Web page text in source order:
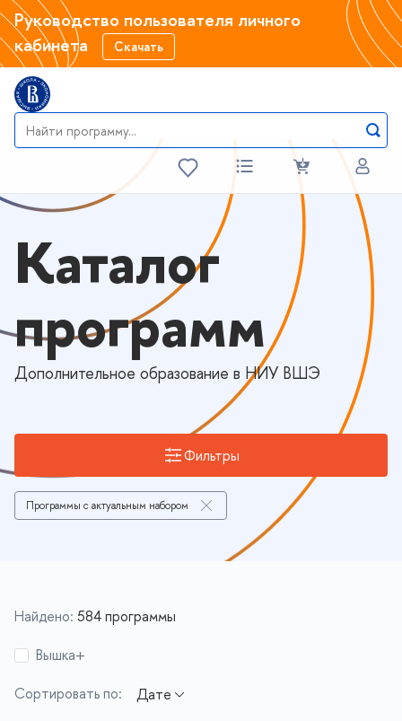
Руководство пользователя личного
кабинета
Скачать
Каталог
программ
Дополнительное образование в НИУ ВШЭ
Фильтры
Программы с актуальным набором
Найдено: 584 программы
Вышка+
Сортировать по: